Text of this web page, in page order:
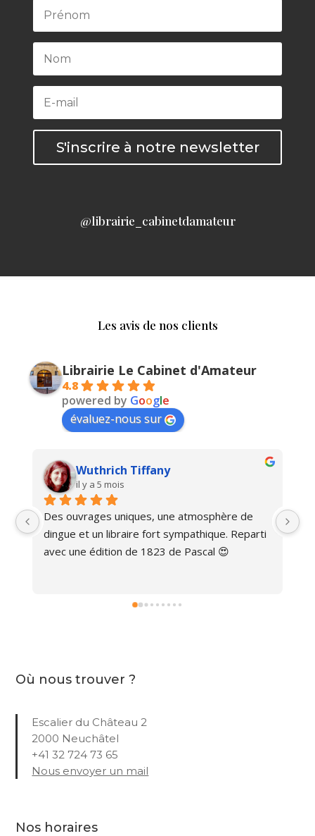
S'inscrire à notre newsletter
@librairie_cabinetdamateur
Les avis de nos clients
Librairie Le Cabinet d'Amateur
4.8
powered by Google
évaluez-nous sur
Wuthrich Tiffany
il y a 5 mois
Des ouvrages uniques, une atmosphère de
dingue et un libraire fort sympathique. Reparti
avec une édition de 1823 de Pascal 😍
Où nous trouver ?
Escalier du Château 2
2000 Neuchâtel
+41 32 724 73 65
Nous envoyer un mail
Nos horaires